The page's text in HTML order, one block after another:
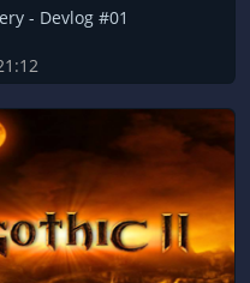
- Devlog #01